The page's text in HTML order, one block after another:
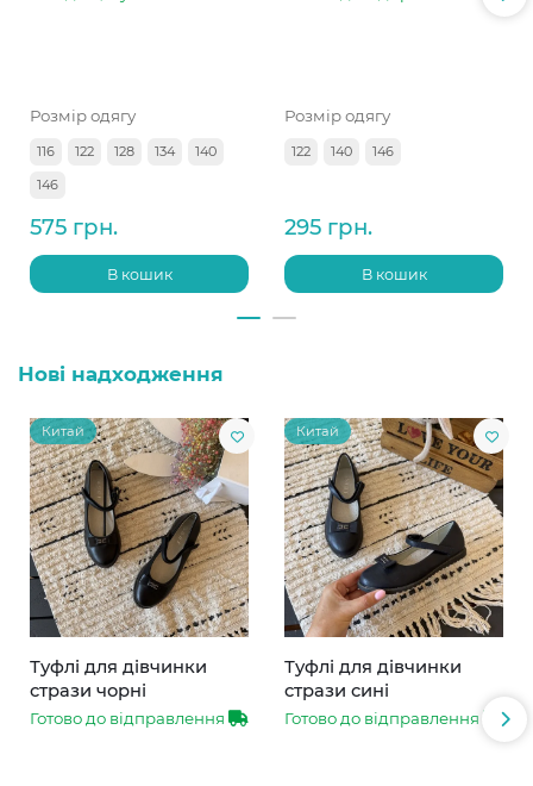
Розмір одягу
116 122 128 134
140
146
575 грн.
В кошик
Розмір одягу
122 140 146
295 грн.
В кошик
Нові надходження
Китай
Туфлі для дівчинки
стрази чорні
Готово до відправлення
Китай
Туфлі для дівчинки
стрази сині
Готово до відправлення